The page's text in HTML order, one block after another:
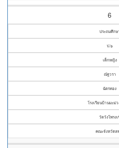
6
ประถมศึกษ
ป.๖
เด็กหญิง
ณัฐวรา
ฉัตรทอง
โรงเรียนบ้านมะม่
วัดวังโพรงเ
คณะจังหวัดล